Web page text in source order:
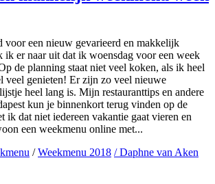
voor een nieuw gevarieerd en makkelijk
er naar uit dat ik woensdag voor een week
de planning staat niet veel koken, als ik heel
veel genieten! Er zijn zo veel nieuwe
heel lang is. Mijn restauranttips en andere
kun je binnenkort terug vinden op de
dat niet iedereen vakantie gaat vieren en
een weekmenu online met...
/Weekmenu 2018 / Daphne van Aken